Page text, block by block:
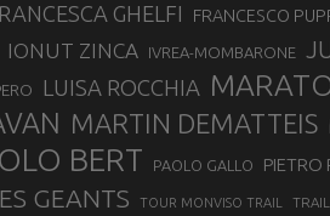
GHELFI FRANCESCO
IONUT ZINCA IVREA-MOMBARONE
LUISA ROCCHIA
MARTIN DEMATTEIS
BERT PAOLO GALLO PIETRO
GEANTS TOUR MONVISO TRAIL